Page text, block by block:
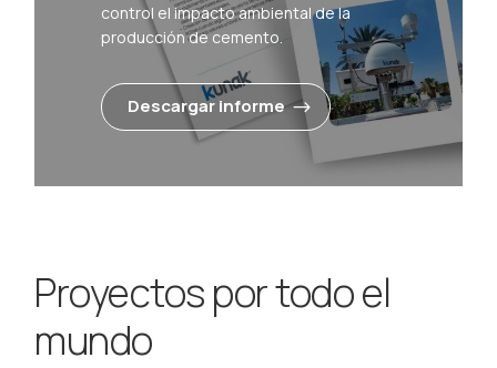
control el impacto ambiental de la
producción de cemento.
Descargar informe
Proyectos por todo el
mundo